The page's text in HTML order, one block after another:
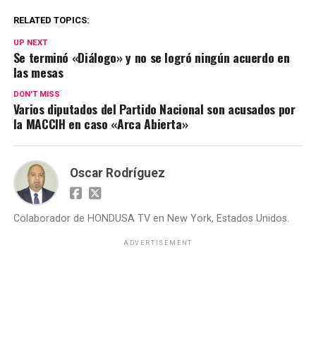
RELATED TOPICS:
UP NEXT
Se terminó «Diálogo» y no se logró ningún acuerdo en
las mesas
DON'T MISS
Varios diputados del Partido Nacional son acusados por
la MACCIH en caso «Arca Abierta»
Oscar Rodríguez
Colaborador de HONDUSA TV en New York, Estados Unidos.
ADVERTISEMENT